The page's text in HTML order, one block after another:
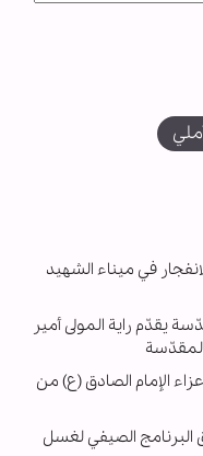
في ميناء الشهيد
يقدّم راية المولى أمير
الإمام الصادق (ع) من
الصيفي لغسل